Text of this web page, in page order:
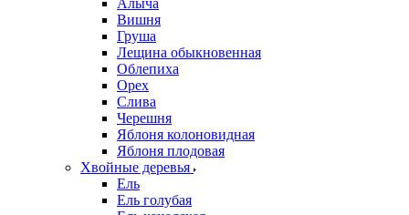
Алыча
Вишня
Груша
Лещина обыкновенная
Облепиха
Орех
Слива
Черешня
Яблоня колоновидная
Яблоня плодовая
Хвойные деревья
Ель
Ель голубая